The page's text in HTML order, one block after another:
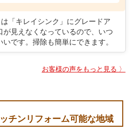
「キレイシンク」にグレードア
が見えなくなっているので、いつ
です。掃除も簡単にできます。
お客様の声をもっと見る 〉
チンリフォーム可能な地域